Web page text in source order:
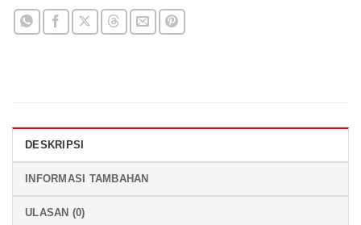
DESKRIPSI
INFORMASI TAMBAHAN
ULASAN (0)